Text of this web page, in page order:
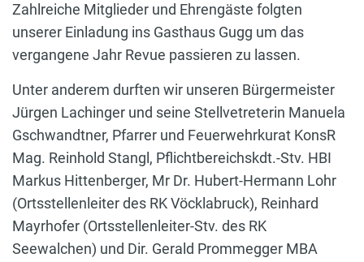
Zahlreiche Mitglieder und Ehrengäste folgten
unserer Einladung ins Gasthaus Gugg um das
vergangene Jahr Revue passieren zu lassen.
Unter anderem durften wir unseren Bürgermeister
Jürgen Lachinger und seine Stellvetreterin Manuela
Gschwandtner, Pfarrer und Feuerwehrkurat KonsR
Mag. Reinhold Stangl, Pflichtbereichskdt.-Stv. HBI
Markus Hittenberger, Mr Dr. Hubert-Hermann Lohr
(Ortsstellenleiter des RK Vöcklabruck), Reinhard
Mayrhofer (Ortsstellenleiter-Stv. des RK
Seewalchen) und Dir. Gerald Prommegger MBA